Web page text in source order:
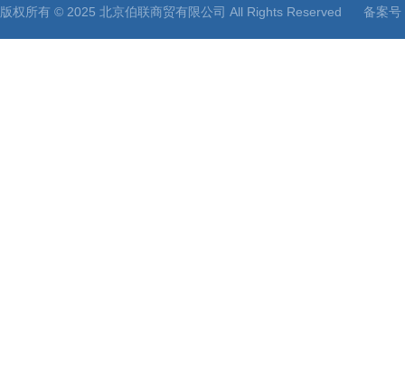
版权所有 © 2025 北京伯联商贸有限公司 All Rights Reserved 备案号